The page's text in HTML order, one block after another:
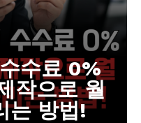
수료 0%
작으로 월
는 방법!